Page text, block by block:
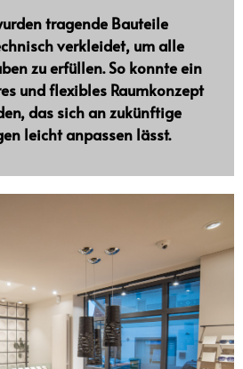
tragende Bauteile
verkleidet, um alle
zu erfüllen. So konnte ein
und flexibles Raumkonzept
das sich an zukünftige
leicht anpassen lässt.